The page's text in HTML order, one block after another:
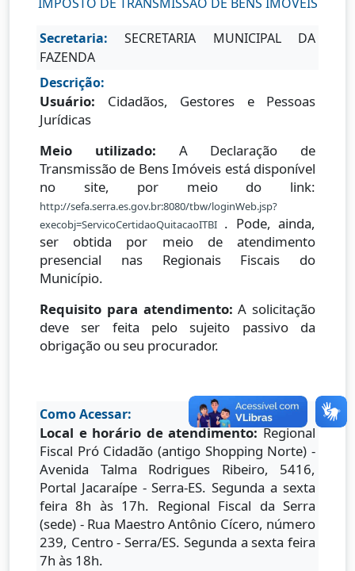
Secretaria:
SECRETARIA MUNICIPAL DA
FAZENDA
Descrição:
Usuário: Cidadãos, Gestores e Pessoas
Jurídicas
Meio utilizado: A Declaração de
Transmissão de Bens Imóveis está disponível
no site, por meio do link:
http://sefa.serra.es.gov.br:8080/tbw/loginWeb.jsp?
execobj=ServicoCertidaoQuitacaoITBI . Pode, ainda,
ser obtida por meio de atendimento
presencial nas Regionais Fiscais do
Município.
Requisito para atendimento:A solicitação
deve ser feita pelo sujeito passivo da
obrigação ou seu procurador.
Como Acessar:
Local e horário de atendimento:Regional
Fiscal Pró Cidadão (antigo Shopping Norte) -
Avenida Talma Rodrigues Ribeiro, 5416,
Portal Jacaraípe - Serra-ES. Segunda a sexta
feira 8h às 17h. Regional Fiscal da Serra
(sede) - Rua Maestro Antônio Cícero, número
239, Centro - Serra/ES. Segunda a sexta feira
7h às 18h.